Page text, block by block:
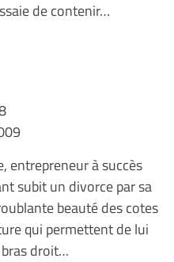
de contenir…
entrepreneur à succès
subit un divorce par sa
beauté des cotes
qui permettent de lui
droit…